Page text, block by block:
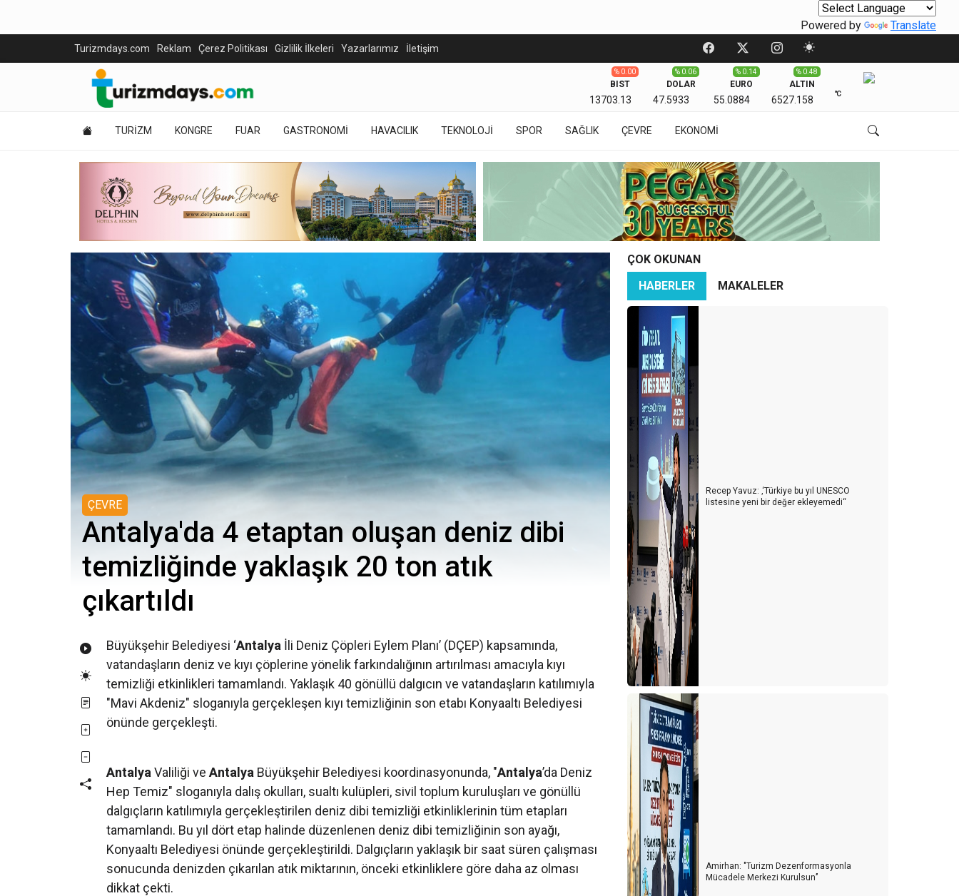
Powered by Translate
Turizmdays.com Reklam Çerez Politikası Gizlilik İlkeleri Yazarlarımız İletişim
BIST
13703.13
% 0.00
DOLAR
47.5933
% 0.06
EURO
55.0884
% 0.14
ALTIN
6527.158
% 0.48
℃
TURİZM KONGRE FUAR GASTRONOMİ HAVACILIK TEKNOLOJİ SPOR SAĞLIK ÇEVRE EKONOMİ
ÇEVRE
Antalya'da 4 etaptan oluşan deniz dibi
temizliğinde yaklaşık 20 ton atık
çıkartıldı
Büyükşehir Belediyesi ‘Antalya İli Deniz Çöpleri Eylem Planı’ (DÇEP) kapsamında,
vatandaşların deniz ve kıyı çöplerine yönelik farkındalığının artırılması amacıyla kıyı
temizliği etkinlikleri tamamlandı. Yaklaşık 40 gönüllü dalgıcın ve vatandaşların katılımıyla
"Mavi Akdeniz" sloganıyla gerçekleşen kıyı temizliğinin son etabı Konyaaltı Belediyesi
önünde gerçekleşti.
Antalya Valiliği ve Antalya Büyükşehir Belediyesi koordinasyonunda, "Antalya’da Deniz
Hep Temiz" sloganıyla dalış okulları, sualtı kulüpleri, sivil toplum kuruluşları ve gönüllü
dalgıçların katılımıyla gerçekleştirilen deniz dibi temizliği etkinliklerinin tüm etapları
tamamlandı. Bu yıl dört etap halinde düzenlenen deniz dibi temizliğinin son ayağı,
Konyaaltı Belediyesi önünde gerçekleştirildi. Dalgıçların yaklaşık bir saat süren çalışması
sonucunda denizden çıkarılan atık miktarının, önceki etkinliklere göre daha az olması
dikkat çekti.
ÇOK OKUNAN
HABERLER
MAKALELER
Recep Yavuz: ‚‘Türkiye bu yıl UNESCO
listesine yeni bir değer ekleyemedi‘‘
Amirhan: "Turizm Dezenformasyonla
Mücadele Merkezi Kurulsun’’